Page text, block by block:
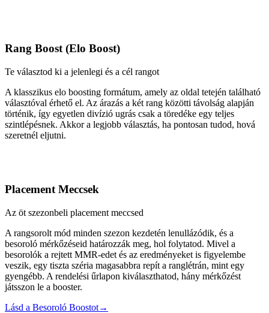
Rang Boost (Elo Boost)
Te választod ki a jelenlegi és a cél rangot
A klasszikus elo boosting formátum, amely az oldal tetején található
választóval érhető el. Az árazás a két rang közötti távolság alapján
történik, így egyetlen divízió ugrás csak a töredéke egy teljes
szintlépésnek. Akkor a legjobb választás, ha pontosan tudod, hová
szeretnél eljutni.
Placement Meccsek
Az öt szezonbeli placement meccsed
A rangsorolt mód minden szezon kezdetén lenullázódik, és a
besoroló mérkőzéseid határozzák meg, hol folytatod. Mivel a
besorolók a rejtett MMR-edet és az eredményeket is figyelembe
veszik, egy tiszta széria magasabbra repít a ranglétrán, mint egy
gyengébb. A rendelési űrlapon kiválaszthatod, hány mérkőzést
játsszon le a booster.
Lásd a Besoroló Boostot→